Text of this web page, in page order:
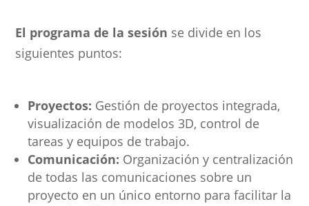
El programa de la sesión se divide en los
siguientes puntos:
Proyectos: Gestión de proyectos integrada,
visualización de modelos 3D, control de
tareas y equipos de trabajo.
Comunicación: Organización y centralización
de todas las comunicaciones sobre un
proyecto en un único entorno para facilitar la